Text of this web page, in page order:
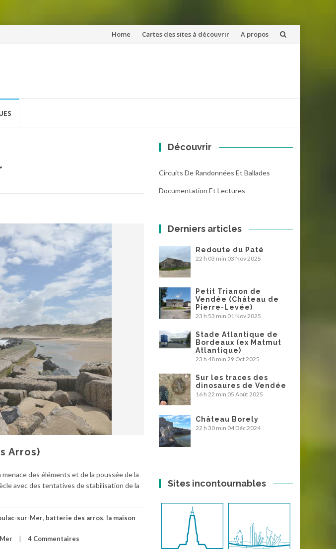
Aller
Home Cartes des sites à découvrir A propos
Arros)
des éléments et de la poussée de la
avec des tentatives de stabilisation de la
sur-Mer, batterie des arros, la maison
4 Commentaires
Découvrir
Circuits De Randonnées Et Ballades
Documentation Et Lectures
Derniers articles
Redoute du Paté
22 h 03 min 03 Nov 2025
Petit Trianon de
Vendée (Château de
Pierre-Levée)
23 h 53 min 01 Nov 2025
Stade Atlantique de
Bordeaux (ex Matmut
Atlantique)
23 h 48 min 29 Oct 2025
Sur les traces des
dinosaures de Vendée
16 h 22 min 05 Août 2025
Château Borely
22 h 30 min 04 Déc 2024
Sites incontournables